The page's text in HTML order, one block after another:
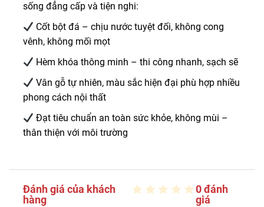
sống đẳng cấp và tiện nghi:
Cốt bột đá – chịu nước tuyệt đối, không cong
vênh, không mối mọt
Hèm khóa thông minh – thi công nhanh, sạch sẽ
Vân gỗ tự nhiên, màu sắc hiện đại phù hợp nhiều
phong cách nội thất
Đạt tiêu chuẩn an toàn sức khỏe, không mùi –
thân thiện với môi trường
Đánh giá của khách
hàng
0 đánh
giá